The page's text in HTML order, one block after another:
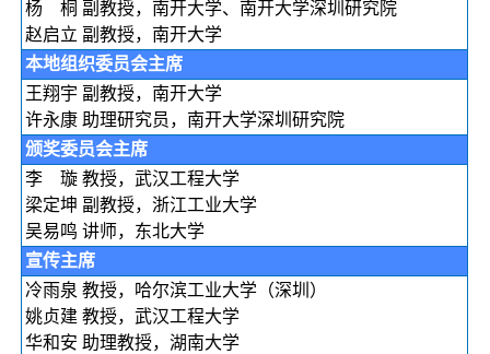
杨 桐 副教授，南开大学、南开大学深圳研究院
赵启立 副教授，南开大学
本地组织委员会主席
王翔宇 副教授，南开大学
许永康 助理研究员，南开大学深圳研究院
颁奖委员会主席
李 璇 教授，武汉工程大学
梁定坤 副教授，浙江工业大学
吴易鸣 讲师，东北大学
宣传主席
冷雨泉 教授，哈尔滨工业大学（深圳）
姚贞建 教授，武汉工程大学
华和安 助理教授，湖南大学